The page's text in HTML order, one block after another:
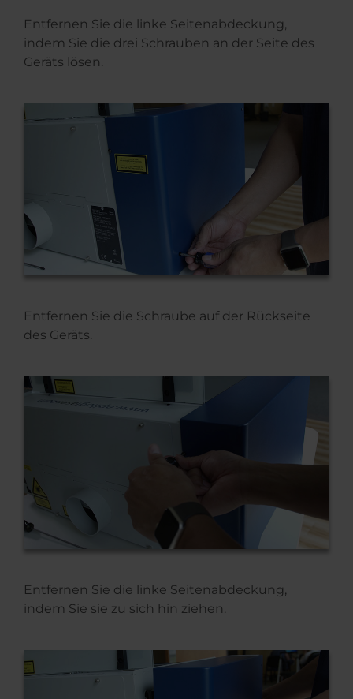
Entfernen Sie die linke Seitenabdeckung,
indem Sie die drei Schrauben an der Seite des
Geräts lösen.
Entfernen Sie die Schraube auf der Rückseite
des Geräts.
Entfernen Sie die linke Seitenabdeckung,
indem Sie sie zu sich hin ziehen.